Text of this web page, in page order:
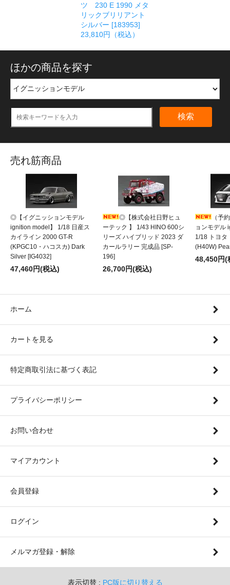
ツ 230 E 1990 メタ
リックブリリアント
シルバー [183953]
23,810円（税込）
ほかの商品を探す
検索
売れ筋商品
◎【イグニッションモデル
ignition model】 1/18 日産ス
カイライン 2000 GT-R
(KPGC10・ハコスカ) Dark
Silver [IG4032]
47,460円(税込)
◎【株式会社日野ヒュ
ーテック 】 1/43 HINO 600シ
リーズ ハイブリッド 2023 ダ
カールラリー 完成品 [SP-
196]
26,700円(税込)
（予
ョンモデル
1/18 トヨ
(H40W)
48,450円(
ホーム
カートを見る
特定商取引法に基づく表記
プライバシーポリシー
お問い合わせ
マイアカウント
会員登録
ログイン
メルマガ登録・解除
表示切替 : PC版に切り替える